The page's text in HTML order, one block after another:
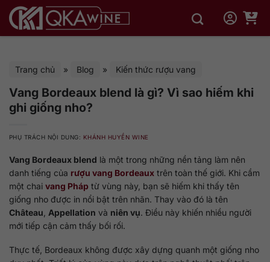
qua
Trang chủ » Blog » Kiến thức rượu vang
Vang Bordeaux blend là gì? Vì sao hiếm khi
ghi giống nho?
PHỤ TRÁCH NỘI DUNG: KHÁNH HUYỀN WINE
Vang Bordeaux blend là một trong những nền tảng làm nên
danh tiếng của rượu vang Bordeaux trên toàn thế giới. Khi cầm
một chai vang Pháp từ vùng này, bạn sẽ hiếm khi thấy tên
giống nho được in nổi bật trên nhãn. Thay vào đó là tên
Château Appellation và niên vụ. Điều này khiến nhiều người
mới tiếp cận cảm thấy bối rối.
Thực tế, Bordeaux không được xây dựng quanh một giống nho